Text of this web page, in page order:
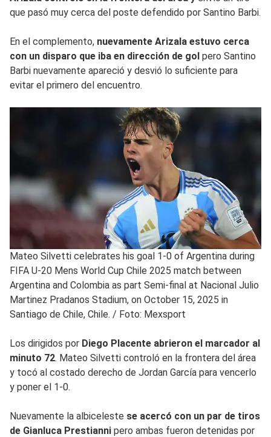
que pasó muy cerca del poste defendido por Santino Barbi.
En el complemento, nuevamente Arizala estuvo cerca
con un disparo que iba en dirección de gol pero Santino
Barbi nuevamente apareció y desvió lo suficiente para
evitar el primero del encuentro.
Mateo Silvetti celebrates his goal 1-0 of Argentina during
FIFA U-20 Mens World Cup Chile 2025 match between
Argentina and Colombia as part Semi-final at Nacional Julio
Martinez Pradanos Stadium, on October 15, 2025 in
Santiago de Chile, Chile. / Foto: Mexsport
Los dirigidos por Diego Placente abrieron el marcador al
minuto 72. Mateo Silvetti controló en la frontera del área
y tocó al costado derecho de Jordan García para vencerlo
y poner el 1-0.
Nuevamente la albiceleste se acercó con un par de tiros
de Gianluca Prestianni pero ambas fueron detenidas por